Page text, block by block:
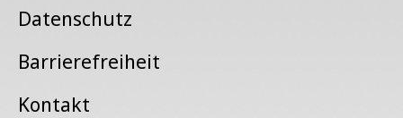
Datenschutz
Barrierefreiheit
Kontakt